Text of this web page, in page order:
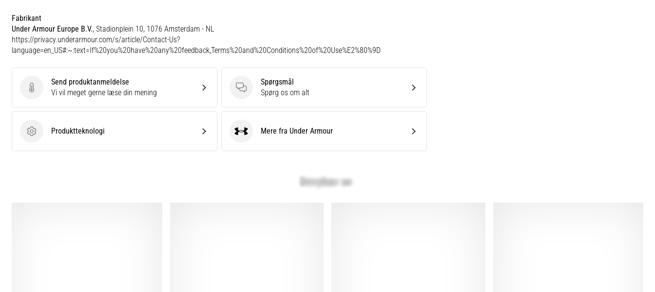
Fabrikant
Under Armour Europe B.V., Stadionplein 10, 1076 Amsterdam - NL
https://privacy.underarmour.com/s/article/Contact-Us?
language=en_US#:~:text=If%20you%20have%20any%20feedback,Terms%20and%20Conditions%20of%20Use%E2%80%9D
Send produktanmeldelse
Send produktanmeldelse
Vi vil meget gerne læse din mening
Spørgsmål
Spørgsmål
Spørg os om alt
Produktteknologi
Produktteknologi Under ArmourMere fra Under Armour